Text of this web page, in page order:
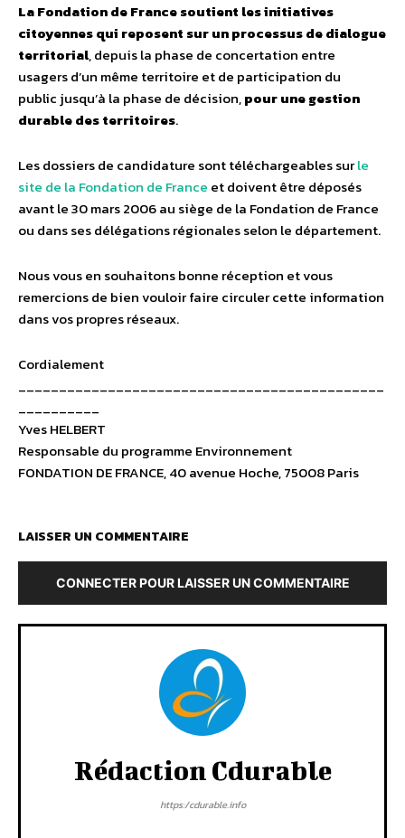
La Fondation de France soutient les initiatives
citoyennes qui reposent sur un processus de dialogue
territorial, depuis la phase de concertation entre
usagers d’un même territoire et de participation du
public jusqu’à la phase de décision,pour une gestion
durable des territoires.
Les dossiers de candidature sont téléchargeables surle
site de la Fondation de France et doivent être déposés
avant le 30 mars 2006 au siège de la Fondation de France
ou dans ses délégations régionales selon le département.
Nous vous en souhaitons bonne réception et vous
remercions de bien vouloir faire circuler cette information
dans vos propres réseaux.
Cordialement
_____________________________________________
__________
Yves HELBERT
Responsable du programme Environnement
FONDATION DE FRANCE, 40 avenue Hoche, 75008 Paris
LAISSER UN COMMENTAIRE
CONNECTER POUR LAISSER UN COMMENTAIRE
Rédaction Cdurable
https:/cdurable.info